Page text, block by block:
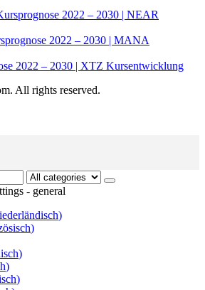
2022 – 2030 | NEAR
2022 – 2030 | MANA
2022 – 2030 | XTZ Kursentwicklung
All rights reserved.
- general
)
)
)
)
)